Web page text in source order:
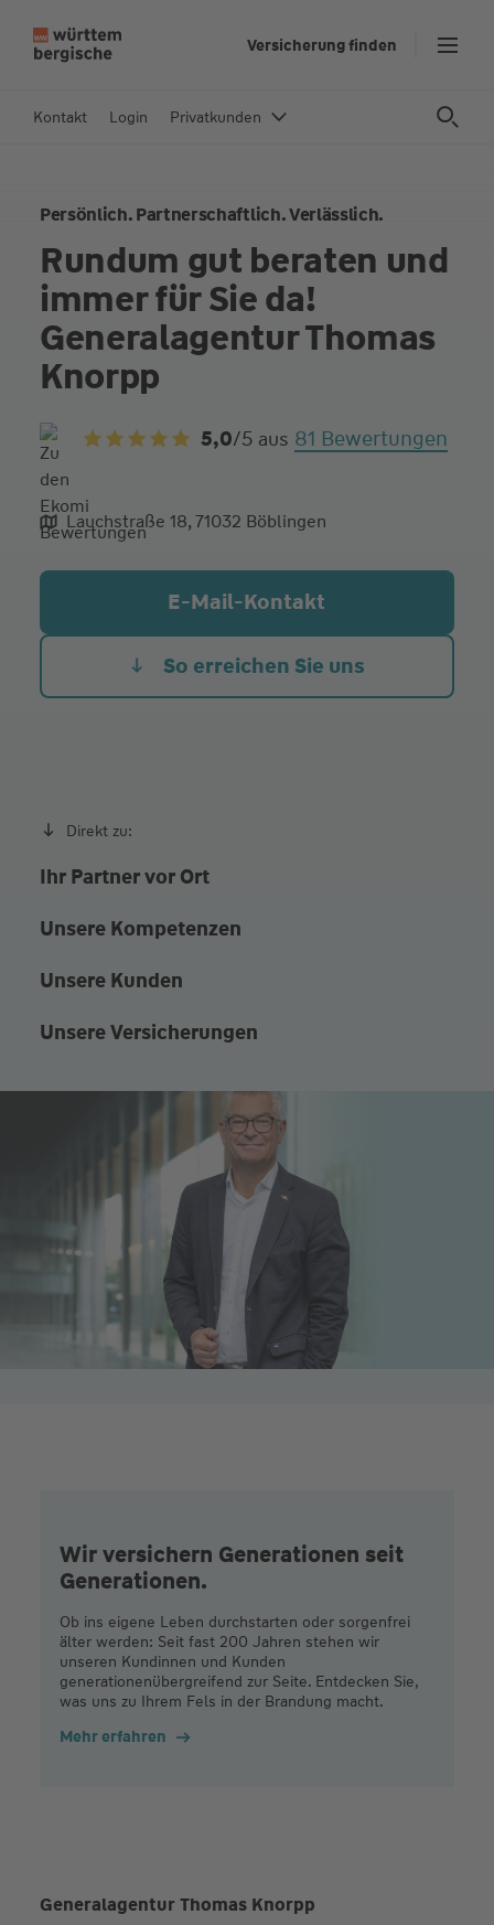
In
Versicherung finden
Kontakt Login Privatkunden
Persönlich. Partnerschaftlich. Verlässlich.
Rundum gut beraten und
immer für Sie da!
Generalagentur Thomas
Knorpp
5,0/5 aus 81 Bewertungen
aliqua culpa cillum ullamco
Lauchstraße 18, 71032 Böblingen
E-Mail-Kontakt
So erreichen Sie uns
Direkt zu:
Ihr Partner vor Ort
Unsere Kompetenzen
Unsere Kunden
Unsere Versicherungen
Wir versichern Generationen seit
Generationen.
Ob ins eigene Leben durchstarten oder sorgenfrei
älter werden: Seit fast 200 Jahren stehen wir
unseren Kundinnen und Kunden
generationenübergreifend zur Seite. Entdecken Sie,
was uns zu Ihrem Fels in der Brandung macht.
Mehr erfahren
Generalagentur Thomas Knorpp